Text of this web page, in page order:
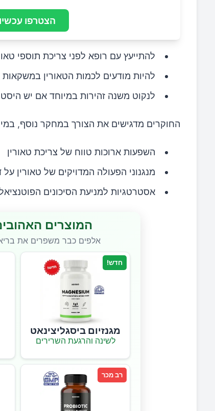
הצטרפו עכשיו
להתייעץ עם רופא לפני צריכת תוספי
להיות מודעים לכמות הטאורין במשקאות
לנקוט משנה זהירות במיוחד אם יש
החוקרים מדגישים את הצורך במחקר נוסף,
השפעות ארוכות טווח של צריכת טאורין
מנגנוני הפעולה המדויקים של טאורין
אסטרטגיות למניעת הסיכונים
המוצרים
אלפים כבר משפרים את
חדש!
מגנזיום ביסגליצינאט
לשינה והרגעת השרירים
רב מכר